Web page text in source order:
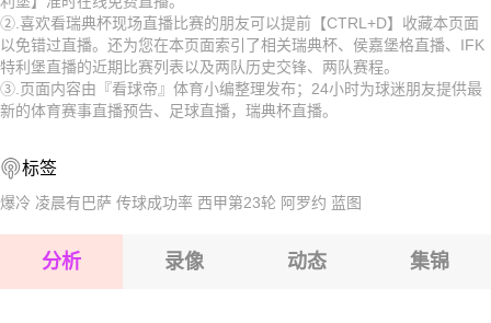
2026-08-15 【瑞典杯】 侯嘉堡格VSIFK特利堡
2026-08-15 【瑞典杯】 侯嘉堡格VSIFK特利堡
2026-08-15 【瑞典杯】 侯嘉堡格VSIFK特利堡
2026-08-15 【瑞典杯】 侯嘉堡格VSIFK特利堡
2026-08-15 【瑞典杯】 侯嘉堡格VSIFK特利堡
②.喜欢看瑞典杯现场直播比赛的朋友可以提前【CTRL+D】收藏本页面
以免错过直播。还为您在本页面索引了相关瑞典杯、侯嘉堡格直播、IFK
特利堡直播的近期比赛列表以及两队历史交锋、两队赛程。
③.页面内容由『看球帝』体育小编整理发布；24小时为球迷朋友提供最
新的体育赛事直播预告、足球直播，瑞典杯直播。
标签
爆冷 凌晨有巴萨 传球成功率 西甲第23轮 阿罗约 蓝图
分析 录像 动态 集锦